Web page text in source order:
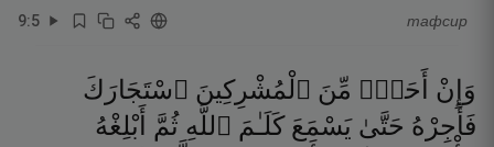
9:5 тафсир
وَإِنْ أَحَدٌۭ مِّنَ ٱلْمُشْرِكِينَ ٱسْتَجَارَكَ
فَأَجِرْهُ حَتَّىٰ يَسْمَعَ كَلَـٰمَ ٱللَّهِ ثُمَّ أَبْلِغْهُ